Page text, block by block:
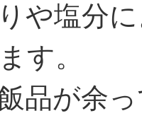
や塩分
す。
品が余